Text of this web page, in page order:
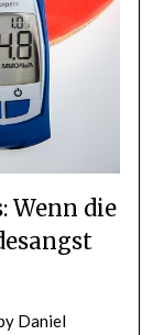
Wenn die
Daniel